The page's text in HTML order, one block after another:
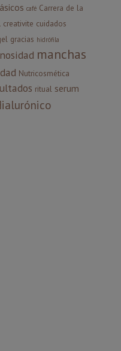
café Carrera de la
creativite cuidados
gracias hidrófila
manchas
Nutricosmética
ritual serum